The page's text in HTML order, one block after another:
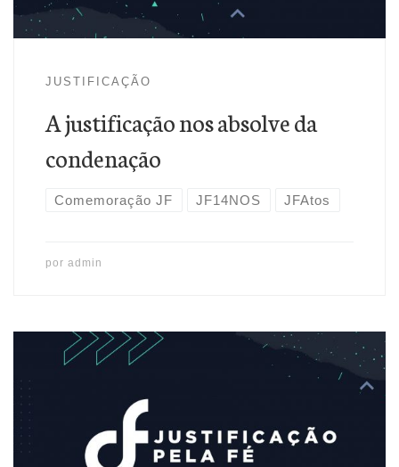
JUSTIFICAÇÃO
A justificação nos absolve da
condenação
Comemoração JF JF14NOS JFAtos
por admin
Pela fé em Jesus passamos da morte para a vida eterna